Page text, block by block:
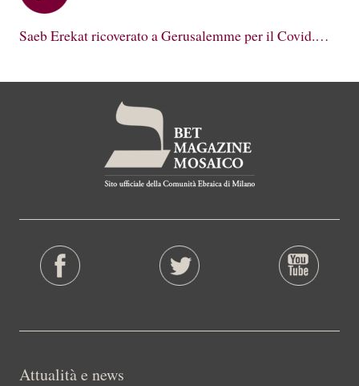
Saeb Erekat ricoverato a Gerusalemme per il Covid.…
Attualità e news